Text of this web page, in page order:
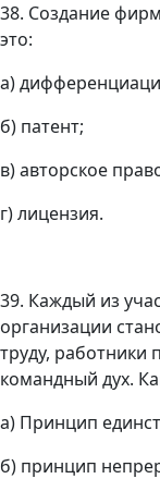
38. Создание
это:
а)
б) патент;
в) авторское
г) лицензия.
39. Каждый из
организации
труду,
командный дух.
а) Принцип
б) принцип